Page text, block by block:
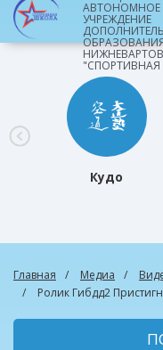
АВТОНОМНОЕ
УЧРЕЖДЕНИЕ
Кудо
Главная Медиа
Ролик Гибдд2